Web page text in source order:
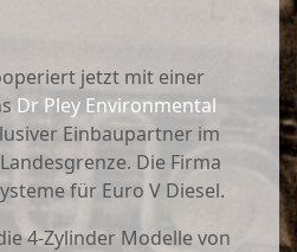
jetzt mit einer
Dr Pley Environmental
Einbaupartner im
Die Firma
für Euro V Diesel.
4-Zylinder Modelle von